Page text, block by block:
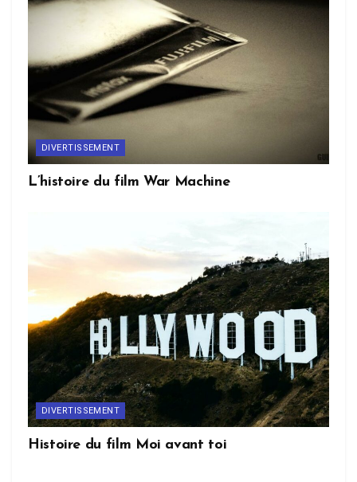
DIVERTISSEMENT
L’histoire du film War Machine
DIVERTISSEMENT
Histoire du film Moi avant toi